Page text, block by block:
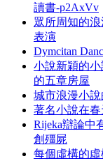
讀書-p2AxVv
眾所周知的浪
表演
Dymcitan
小說新穎的
的五章房屋
城市浪漫小
著名小說在
Rijeka辯論中
創殭屍
每個虛構的